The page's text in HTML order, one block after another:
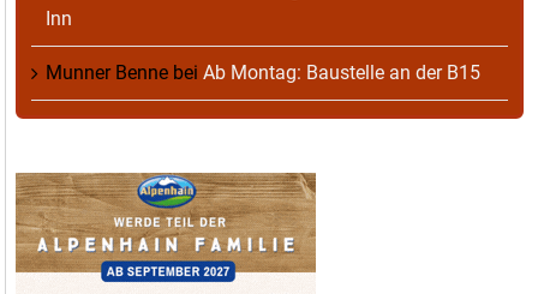
Inn
Munner Benne bei Ab Montag: Baustelle an der B15